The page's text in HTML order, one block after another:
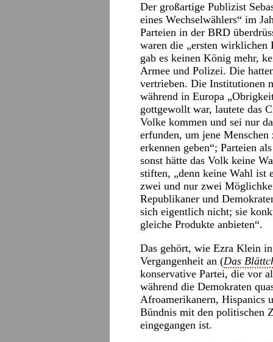
Der großartige Publizist
eines Wechselwählers“ im
Parteien in der BRD
waren die „ersten
gab es keinen König mehr,
Armee und Polizei. Die
vertrieben. Die Institutionen
während in Europa
gottgewollt war, lautete das
Volke kommen und sei nur
erfunden, um jene
erkennen geben“; Parteien
sonst hätte das Volk keine
stiften, „denn keine Wahl ist
zwei und nur zwei
Republikaner und
sich eigentlich nicht; sie
gleiche Produkte anbieten“.
Das gehört, wie Ezra Klein
Vergangenheit an (Das
konservative Partei, die vor
während die Demokraten
Afroamerikanern, Hispanics
Bündnis mit den politischen
eingegangen ist.